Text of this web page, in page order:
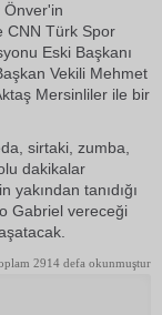
Önver'in
CNN Türk Spor
Eski Başkanı
Vekili Mehmet
Mersinliler ile bir
sirtaki, zumba,
dakikalar
tanıdığı
Gabriel vereceği
2914 defa okunmuştur